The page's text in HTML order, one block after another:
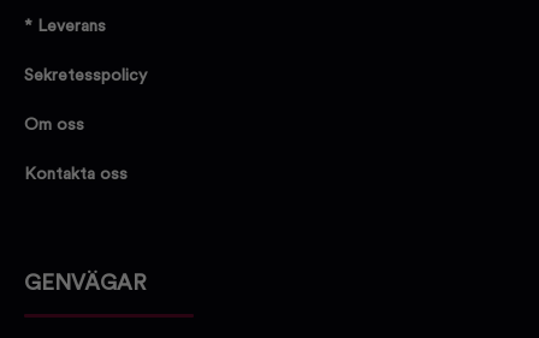
* Leverans
Sekretesspolicy
Om oss
Kontakta oss
GENVÄGAR